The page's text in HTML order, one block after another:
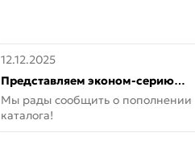
12.12.2025
Представляем эконом-серию
дверей от бренда Portika, где цена
не значит «просто»
Мы рады сообщить о пополнении
каталога!